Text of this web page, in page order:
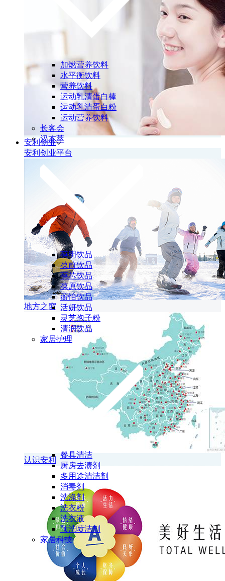
安利创业
安利创业平台
地方之窗
认识安利
加燃营养饮料
水平衡饮料
营养饮料
运动乳清蛋白棒
运动乳清蛋白粉
运动营养饮料
长客会
汉本萃
葆明饮品
葆蔚饮品
葆芯饮品
葆原饮品
蘅怡饮品
活妍饮品
灵芝孢子粉
清润饮品
家居护理
餐具清洁
厨房去渍剂
多用途清洁剂
消毒剂
洗涤剂
洗衣粉
洗衣液
预洗喷洁剂
家居科技